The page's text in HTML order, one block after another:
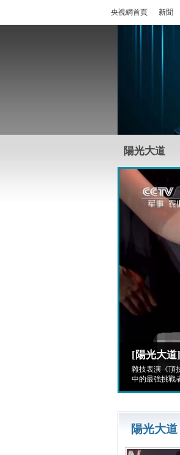
央視網首頁 新聞
陽光大道
[陽光大
雜技表演《頂
中的最強挑戰
陽光大